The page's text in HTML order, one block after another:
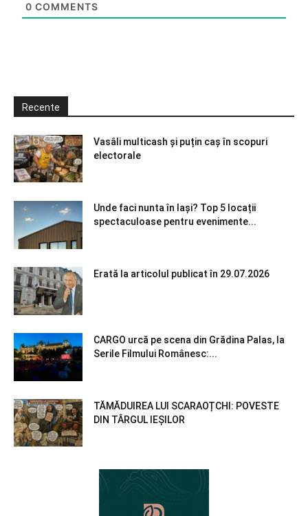
0 COMMENTS
Recente
Vasâli multicash și puțin caș în scopuri
electorale
Unde faci nunta în Iași? Top 5 locații
spectaculoase pentru evenimente...
Erată la articolul publicat în 29.07.2026
CARGO urcă pe scena din Grădina Palas, la
Serile Filmului Românesc:...
TĂMĂDUIREA LUI SCARAOȚCHI: POVESTE
DIN TÂRGUL IEȘILOR